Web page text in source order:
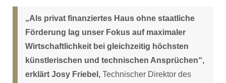
„Als privat finanziertes Haus ohne staatliche
Förderung lag unser Fokus auf maximaler
Wirtschaftlichkeit bei gleichzeitig höchsten
künstlerischen und technischen Ansprüchen“,
erklärt Josy Friebel, Technischer Direktor des